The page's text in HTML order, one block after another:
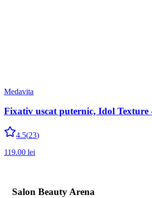
Medavita
Fixativ uscat puternic, Idol
4.5(23)
119.00 lei
Salon Beauty Arena